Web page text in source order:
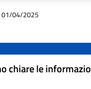
01/04/2025
chiare le